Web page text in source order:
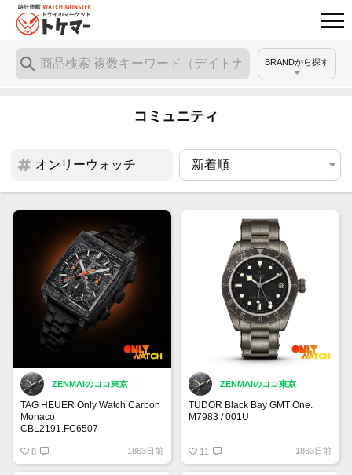
BRANDから探す
コミュニティ
ZENMAIのココ東京
TAG HEUER Only Watch Carbon
Monaco
CBL2191.FC6507
金属製のブレスレットを思わせる
ハンドメイドレザー
8 1863日前
ZENMAIのココ東京
TUDOR Black Bay GMT One.
M7983 / 001U
イGMTワン格好良いですね。
41mm
11 1863日前